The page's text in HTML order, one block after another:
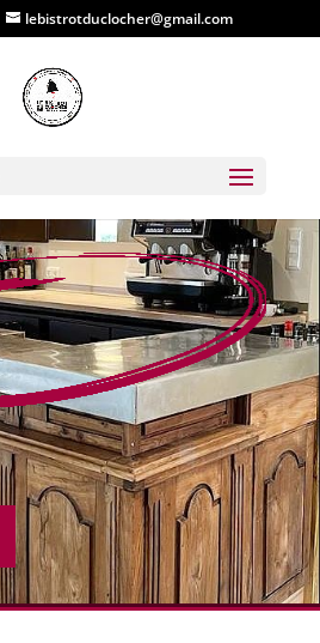
lebistrotduclocher@gmail.com